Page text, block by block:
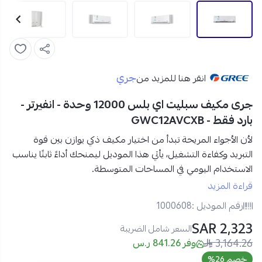
انقر هنا للمزيد منجري
جرى مكيف سبليت اي بلس 12000 وحدة - انفيرتر -
بارد فقط - GWC12AVCXB
لأن الأجواء المريحة تبدأ من اختيار مكيف ذكي يوازن بين قوة
التبريد وكفاءة التشغيل، يأتي هذا الموديل ليمنحك أداءً ثابتًا يناسب
الاستخدام اليومي في المساحات المتوسطة.
يوفر لكمكيف جري سبليت 12000 وحدة البارد
عملية بفضل تقنية الانفيرتر
الاصطناعيمع توزيع هواء رباعي الاتجاهات
على الحفاظ على أجواء أكثر راحة ونقاء.
مواصفات مكيف جري AI Plus سبليت 12000 وحدة – انفيرتر:
قراءة المزيد
رقم الموديل :1000608
2,323 SAR السعر شامل الضريبة
3,164.26 وفر 841.26 ر.س